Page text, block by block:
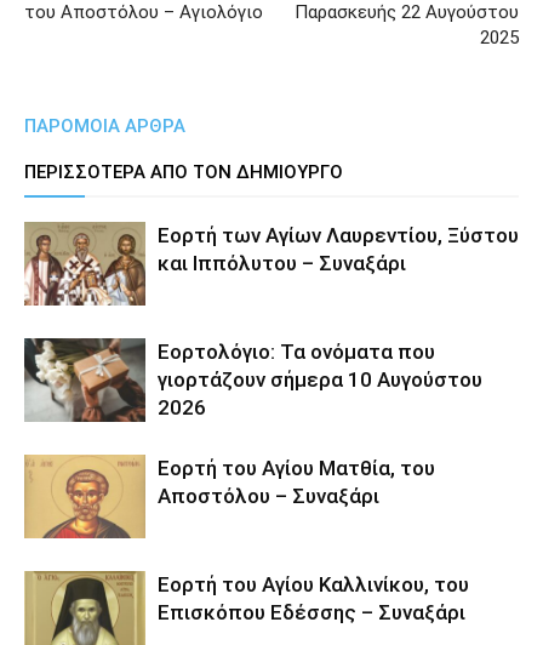
του Αποστόλου – Αγιολόγιο
Παρασκευής 22 Αυγούστου
2025
ΠΑΡΟΜΟΙΑ ΑΡΘΡΑ
ΠΕΡΙΣΣΟΤΕΡΑ ΑΠΟ ΤΟΝ ΔΗΜΙΟΥΡΓΟ
Εορτή των Αγίων Λαυρεντίου, Ξύστου
και Ιππόλυτου – Συναξάρι
Εορτολόγιο: Τα ονόματα που
γιορτάζουν σήμερα 10 Αυγούστου
2026
Εορτή του Αγίου Ματθία, του
Αποστόλου – Συναξάρι
Εορτή του Αγίου Καλλινίκου, του
Επισκόπου Εδέσσης – Συναξάρι